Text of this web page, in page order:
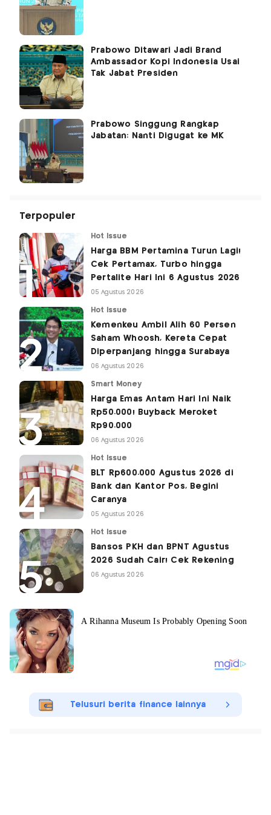
Prabowo Ditawari Jadi Brand
Ambassador Kopi Indonesia Usai
Tak Jabat Presiden
Prabowo Singgung Rangkap
Jabatan: Nanti Digugat ke MK
Terpopuler
Hot Issue
Harga BBM Pertamina Turun Lagi!
Cek Pertamax, Turbo hingga
Pertalite Hari Ini 6 Agustus 2026
05 Agustus 2026
Hot Issue
Kemenkeu Ambil Alih 60 Persen
Saham Whoosh, Kereta Cepat
Diperpanjang hingga Surabaya
06 Agustus 2026
Smart Money
Harga Emas Antam Hari Ini Naik
Rp50.000! Buyback Meroket
Rp90.000
06 Agustus 2026
Hot Issue
BLT Rp600.000 Agustus 2026 di
Bank dan Kantor Pos, Begini
Caranya
05 Agustus 2026
Hot Issue
Bansos PKH dan BPNT Agustus
2026 Sudah Cair! Cek Rekening
06 Agustus 2026
Telusuri berita finance lainnya